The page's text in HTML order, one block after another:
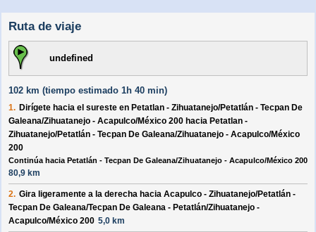
Ruta de viaje
undefined
102 km (tiempo estimado 1h 40 min)
1. Dirígete hacia el sureste en Petatlan - Zihuatanejo/Petatlán - Tecpan De
Galeana/Zihuatanejo - Acapulco/México 200 hacia Petatlan -
Zihuatanejo/Petatlán - Tecpan De Galeana/Zihuatanejo - Acapulco/México
200
Continúa hacia Petatlán - Tecpan De Galeana/Zihuatanejo - Acapulco/México 200
80,9 km
2. Gira ligeramente a la derecha hacia Acapulco - Zihuatanejo/Petatlán -
Tecpan De Galeana/Tecpan De Galeana - Petatlán/Zihuatanejo -
Acapulco/México 200 5,0 km